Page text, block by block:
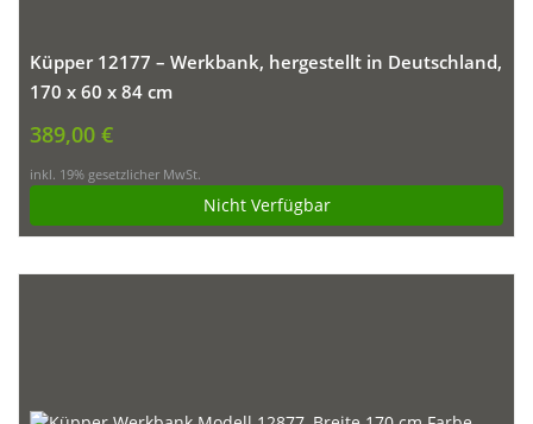
Küpper 12177 – Werkbank, hergestellt in Deutschland,
170 x 60 x 84 cm
389,00 €
inkl. 19% gesetzlicher MwSt.
Nicht Verfügbar